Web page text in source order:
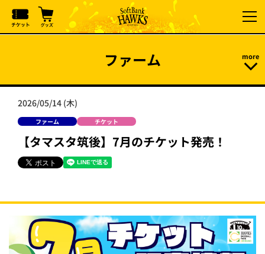
ファーム
2026/05/14 (木)
ファーム チケット
【タマスタ筑後】7月のチケット発売！